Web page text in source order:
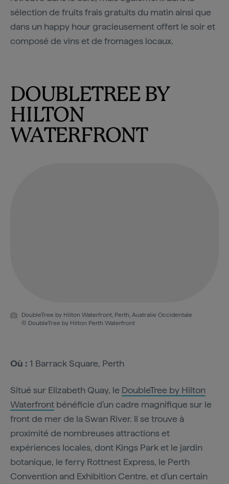
sélection de fruits frais gratuits du matin ainsi que
dans un happy hour gracieusement offert le soir et
composé de vins et de fromages locaux.
DOUBLETREE BY
HILTON
WATERFRONT
DoubleTree by Hilton Waterfront, Perth, Australie Occidentale
© DoubleTree by Hilton Perth Waterfront
Où : 1 Barrack Square, Perth
Situé sur Elizabeth Quay, le DoubleTree by Hilton
Waterfront bénéficie d'un cadre magnifique sur le
front de mer de la Swan River. Il se trouve à
proximité de nombreuses attractions et
expériences locales, dont Kings Park et le jardin
botanique, le ferry Rottnest Express, le Perth
Convention and Exhibition Centre, et d'un certain